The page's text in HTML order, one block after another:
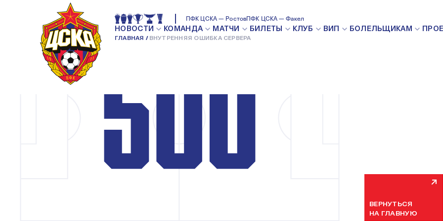
ПФК ЦСКА — РостовПФК ЦСКА — Факел
НОВОСТИ КОМАНДА МАТЧИ БИЛЕТЫ КЛУБ ВИП БОЛЕЛЬЩИКАМ
ГЛАВНАЯ ВНУТРЕННЯЯ ОШИБКА СЕРВЕРА
ВЕРНУТЬСЯ
НА ГЛАВНУЮ